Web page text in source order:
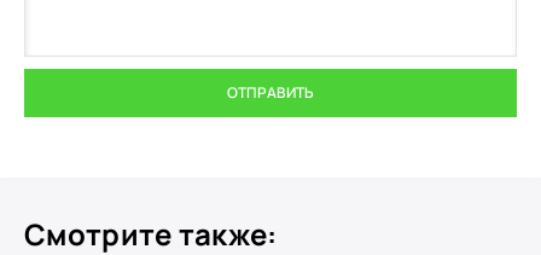
ОТПРАВИТЬ
Смотрите также: